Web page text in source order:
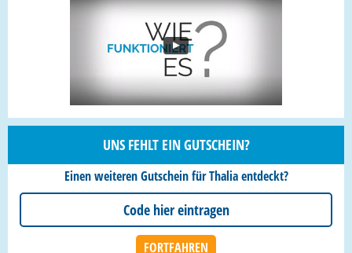
UNS FEHLT EIN GUTSCHEIN?
Einen weiteren Gutschein für Thalia entdeckt?